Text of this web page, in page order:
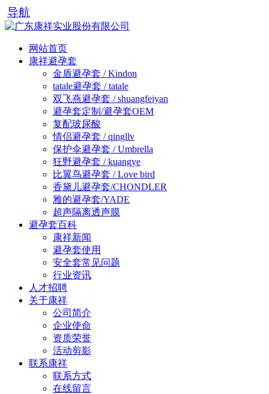
导航
网站首页
康祥避孕套
金盾避孕套 / Kindon
tatale避孕套 / tatale
双飞燕避孕套 / shuangfeiyan
避孕套定制/避孕套OEM
复配玻尿酸
情侣避孕套 / qingllv
保护伞避孕套 / Umbrella
狂野避孕套 / kuangye
比翼鸟避孕套 / Love bird
香黛儿避孕套/CHONDLER
雅的避孕套/YADE
超声隔离透声膜
避孕套百科
康祥新闻
避孕套使用
安全套常见问题
行业资讯
人才招聘
关于康祥
公司简介
企业使命
资质荣誉
活动剪影
联系康祥
联系方式
在线留言